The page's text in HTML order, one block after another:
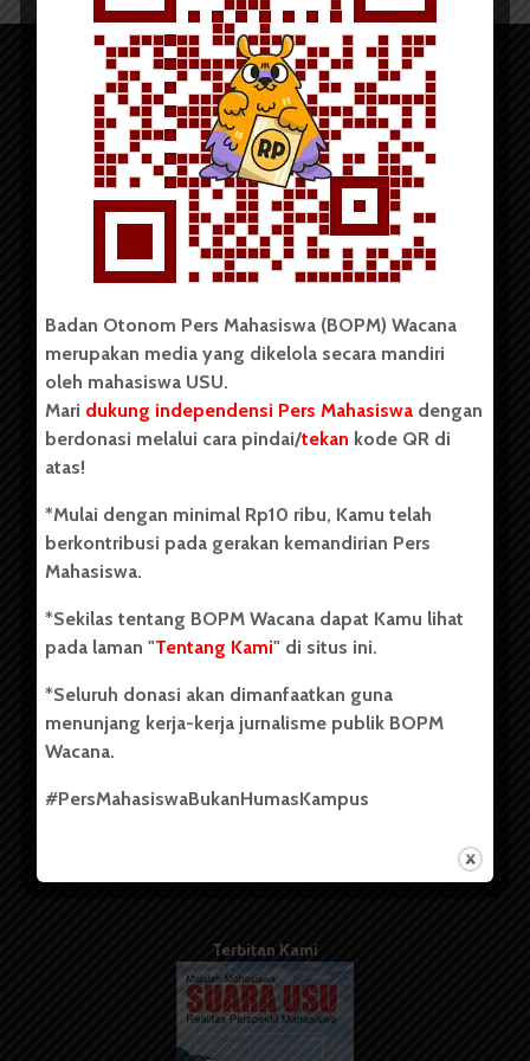
Copyright © 2023. All rights reserved BOPM WACANA.
Badan Otonom Pers Mahasiswa (BOPM) Wacana merupakan
pers mahasiswa yang berdiri di luar kampus dan dikelola
secara mandiri oleh mahasiswa Universitas Sumatera Utara
(USU). Sebelumnya BOPM Wacana merupakan salah satu
Unit Kegiatan Mahasiswa (UKM) di Universitas Sumatera
berdiri pada 1 Juli 1995.
Kontribusi
Info Iklan
Pedoman Media Siber
Kode Etik Jurnalistik
Terbitan Kami
Badan Otonom Pers Mahasiswa (BOPM) Wacana
merupakan media yang dikelola secara mandiri
oleh mahasiswa USU.
Mari dukung independensi Pers Mahasiswa dengan
berdonasi melalui cara pindai/tekan kode QR di
atas!
*Mulai dengan minimal Rp10 ribu, Kamu telah
berkontribusi pada gerakan kemandirian Pers
Mahasiswa.
*Sekilas tentang BOPM Wacana dapat Kamu lihat
pada laman "Tentang Kami" di situs ini.
*Seluruh donasi akan dimanfaatkan guna
menunjang kerja-kerja jurnalisme publik BOPM
Wacana.
#PersMahasiswaBukanHumasKampus